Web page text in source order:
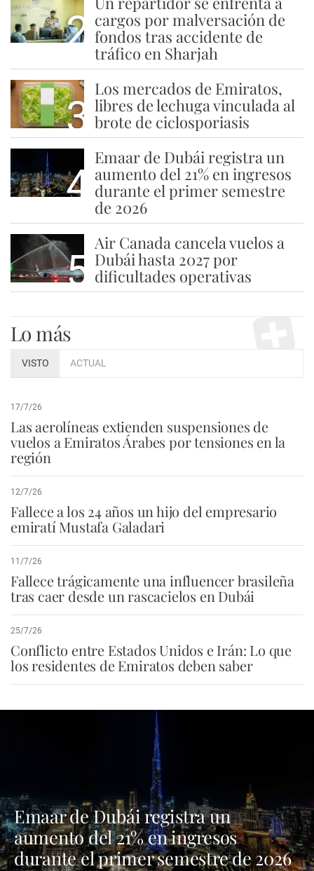
2 cargos por malversación de
fondos tras accidente de
tráfico en Sharjah
3
Los mercados de Emiratos,
libres de lechuga vinculada al
brote de ciclosporiasis
4
Emaar de Dubái registra un
aumento del 21% en ingresos
durante el primer semestre
de 2026
5
Air Canada cancela vuelos a
Dubái hasta 2027 por
dificultades operativas
Lo más
VISTO ACTUAL
17/7/26
Las aerolíneas extienden suspensiones de
vuelos a Emiratos Árabes por tensiones en la
región
12/7/26
Fallece a los 24 años un hijo del empresario
emiratí Mustafa Galadari
11/7/26
Fallece trágicamente una influencer brasileña
tras caer desde un rascacielos en Dubái
25/7/26
Conflicto entre Estados Unidos e Irán: Lo que
los residentes de Emiratos deben saber
Emaar de Dubái registra un
aumento del 21% en ingresos
durante el primer semestre de 2026